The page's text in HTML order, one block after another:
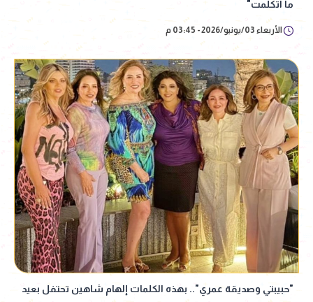
ما اتكلمت"
الأربعاء 03/يونيو/2026 - 03:45 م
"حبيبتي وصديقة عمري".. بهذه الكلمات إلهام شاهين تحتفل بعيد